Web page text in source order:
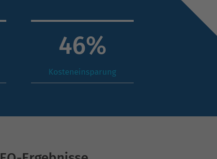
64%
Kosteneinsparung